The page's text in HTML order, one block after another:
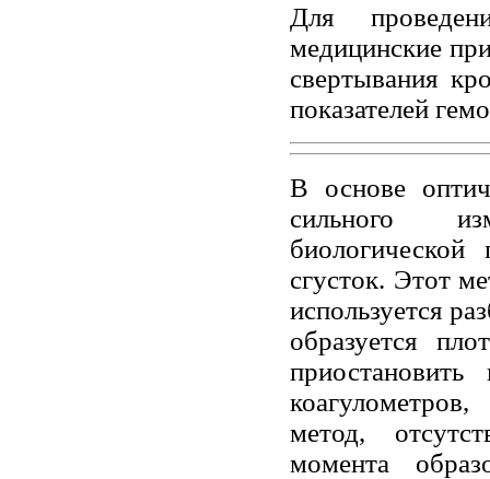
Для
медицинские
свертывания
показателей
В основе
сильного
сгусток. Этот
используется
образуется
метод,
момента